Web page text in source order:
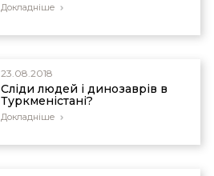
Докладніше
23.08.2018
Сліди людей і динозаврів в
Туркменістані?
Докладніше